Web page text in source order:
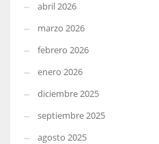
abril 2026
marzo 2026
febrero 2026
enero 2026
diciembre 2025
septiembre 2025
agosto 2025